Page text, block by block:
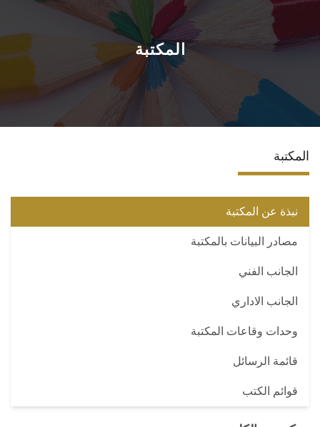
عن الكلية
القطاعات
الاقسام
المراكز والوحدات
المكتبة
المكتبة
نبذة عن المكتبة
مصادر البيانات بالمكتبة
الجانب الفني
الجانب الاداري
وحدات وقاعات المكتبة
قائمة الرسائل
قوائم الكتب